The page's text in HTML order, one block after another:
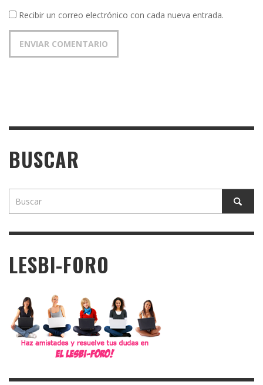
Recibir un correo electrónico con cada nueva entrada.
BUSCAR
LESBI-FORO